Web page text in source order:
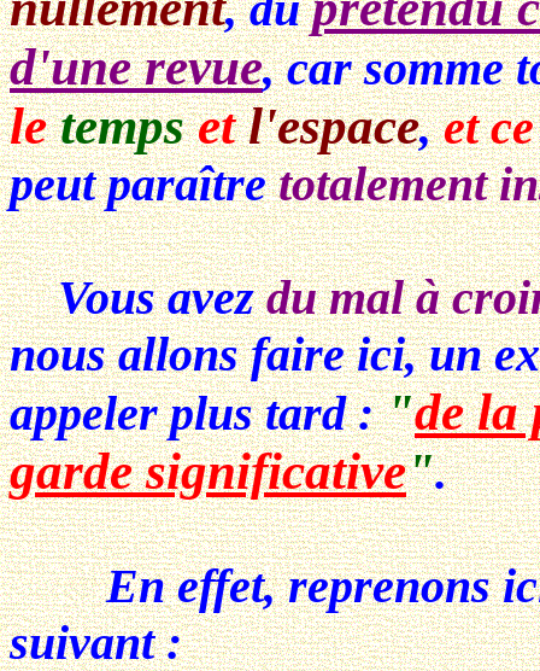
d'une revue, car somme
letempsetl'espace,et
peut paraîtretotalement
Vous avezdu mal à
nous allons faire ici, un
appeler plus tard :"de la
garde significative".
En effet, reprenons
suivant :